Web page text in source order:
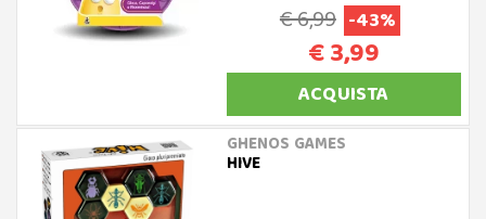
€ 6,99 -43%
€ 3,99
ACQUISTA
GHENOS GAMES
HIVE